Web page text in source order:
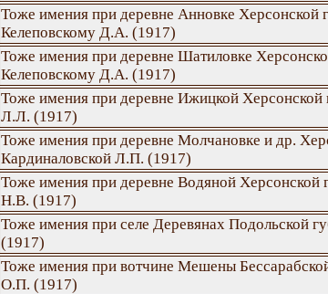
Тоже имения при деревне Анновке Херсонской
Келеповскому Д.А. (1917)
Тоже имения при деревне Шатиловке
Келеповскому Д.А. (1917)
Тоже имения при деревне Ижицкой
Л.Л. (1917)
Тоже имения при деревне Молчановке и др.
Кардиналовской Л.П. (1917)
Тоже имения при деревне Водяной Херсонской
Н.В. (1917)
Тоже имения при селе Деревянах Подольской
(1917)
Тоже имения при вотчине Мешены
О.П. (1917)